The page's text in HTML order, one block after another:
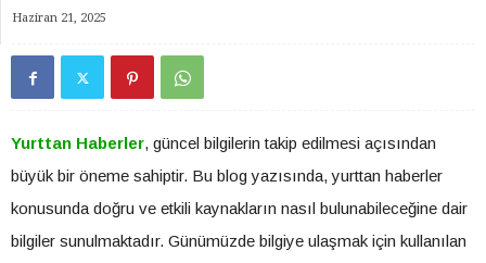
Haziran 21, 2025
Yurttan Haberler, güncel bilgilerin takip edilmesi açısından
büyük bir öneme sahiptir. Bu blog yazısında, yurttan haberler
konusunda doğru ve etkili kaynakların nasıl bulunabileceğine dair
bilgiler sunulmaktadır. Günümüzde bilgiye ulaşmak için kullanılan